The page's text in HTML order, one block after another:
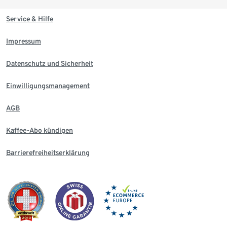
Service & Hilfe
Impressum
Datenschutz und Sicherheit
Einwilligungsmanagement
AGB
Kaffee-Abo kündigen
Barrierefreiheitserklärung